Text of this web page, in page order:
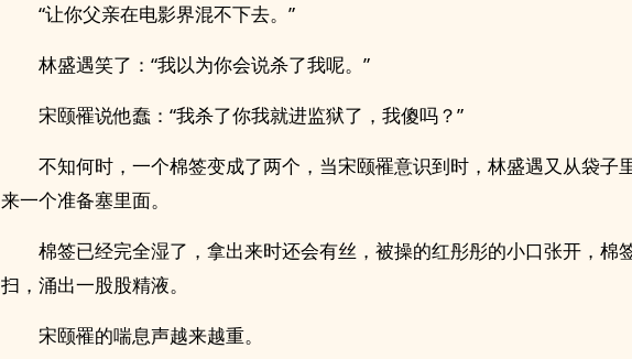
“让你父亲在电影界混不下去。”
林盛遇笑了：“我以为你会说杀了我呢。”
宋颐罹说他蠢：“我杀了你我就进监狱了，我傻吗？”
不知何时，一个棉签变成了两个，当宋颐罹意识到时，林盛遇又从袋子
来一个准备塞里面。
棉签已经完全湿了，拿出来时还会有丝，‎‎被‎操‍‎的红彤彤的小口张开，棉
扫，涌出一股股‎精‎液‍‎‎。
宋颐罹的喘息声越来越重。